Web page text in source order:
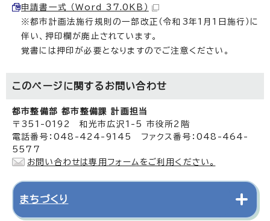
申請書一式 （Word 37.0KB）
※都市計画法施行規則の一部改正（令和3年1月1日施行）に
伴い、押印欄が廃止されています。
覚書には押印が必要となりますのでご注意ください。
このページに関する お問い合わせ
都市整備部 都市整備課 計画担当
〒351-0192 和光市広沢1-5 市役所2階
電話番号：048-424-9145 ファクス番号：048-464-
5577
お問い合わせは専用フォームをご利用ください。
まちづくり